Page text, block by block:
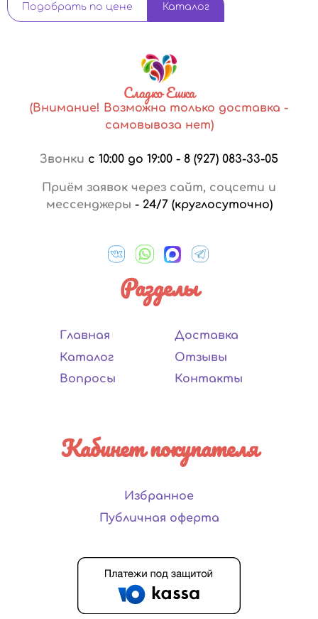
Подобрать по цене Каталог
Сладко Ешка
(Внимание! Возможна только доставка -
самовывоза нет)
Звонки с 10:00 до 19:00 - 8 (927) 083-33-05
Приём заявок через сайт, соцсети и
мессенджеры - 24/7 (круглосуточно)
Разделы
Главная
Каталог
Вопросы
Доставка
Отзывы
Контакты
Кабинет покупателя
Избранное
Публичная оферта